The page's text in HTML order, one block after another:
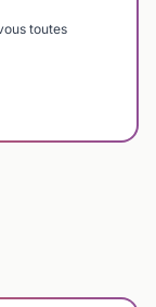
toutes